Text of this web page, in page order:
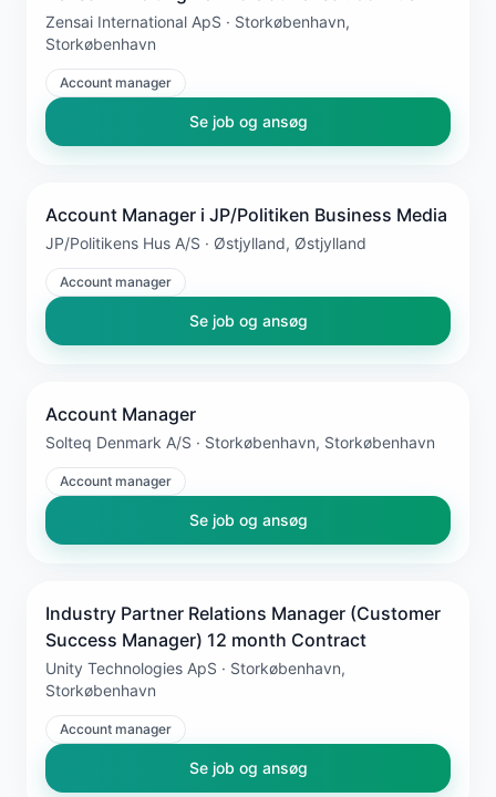
Zensai International ApS · Storkøbenhavn,
Storkøbenhavn
Account manager
Se job og ansøg
Account Manager i JP/Politiken Business Media
JP/Politikens Hus A/S · Østjylland, Østjylland
Account manager
Se job og ansøg
Account Manager
Solteq Denmark A/S · Storkøbenhavn, Storkøbenhavn
Account manager
Se job og ansøg
Industry Partner Relations Manager (Customer
Success Manager) 12 month Contract
Unity Technologies ApS · Storkøbenhavn,
Storkøbenhavn
Account manager
Se job og ansøg